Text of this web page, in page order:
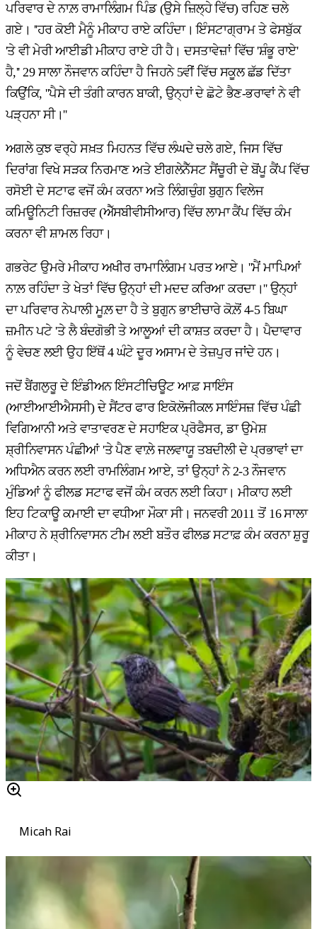
ਪਰਿਵਾਰ ਦੇ ਨਾਲ਼ ਰਾਮਾਲਿੰਗਮ ਪਿੰਡ (ਉਸੇ ਜ਼ਿਲ੍ਹੇ ਵਿੱਚ) ਰਹਿਣ ਚਲੇ
ਗਏ। ''ਹਰ ਕੋਈ ਮੈਨੂੰ ਮੀਕਾਹ ਰਾਏ ਕਹਿੰਦਾ। ਇੰਸਟਾਗ੍ਰਾਮ ਤੇ ਫੇਸਬੁੱਕ
'ਤੇ ਵੀ ਮੇਰੀ ਆਈਡੀ ਮੀਕਾਹ ਰਾਏ ਹੀ ਹੈ। ਦਸਤਾਵੇਜ਼ਾਂ ਵਿੱਚ 'ਸ਼ੰਭੂ ਰਾਏ'
ਹੈ,'' 29 ਸਾਲਾ ਨੌਜਵਾਨ ਕਹਿੰਦਾ ਹੈ ਜਿਹਨੇ 5ਵੀਂ ਵਿੱਚ ਸਕੂਲ ਛੱਡ ਦਿੱਤਾ
ਕਿਉਂਕਿ, ''ਪੈਸੇ ਦੀ ਤੰਗੀ ਕਾਰਨ ਬਾਕੀ, ਉਨ੍ਹਾਂ ਦੇ ਛੋਟੇ ਭੈਣ-ਭਰਾਵਾਂ ਨੇ ਵੀ
ਪੜ੍ਹਨਾ ਸੀ।''
ਅਗਲੇ ਕੁਝ ਵਰ੍ਹੇ ਸਖ਼ਤ ਮਿਹਨਤ ਵਿੱਚ ਲੰਘਦੇ ਚਲੇ ਗਏ, ਜਿਸ ਵਿੱਚ
ਦਿਰਾਂਗ ਵਿਖੇ ਸੜਕ ਨਿਰਮਾਣ ਅਤੇ ਈਗਲੇਨੈੱਸਟ ਸੈਂਚੂਰੀ ਦੇ ਬੋਂਪੂ ਕੈਂਪ ਵਿੱਚ
ਰਸੋਈ ਦੇ ਸਟਾਫ ਵਜੋਂ ਕੰਮ ਕਰਨਾ ਅਤੇ ਲਿੰਗਚੁੰਗ ਬੁਗੁਨ ਵਿਲੇਜ
ਕਮਿਊਨਿਟੀ ਰਿਜ਼ਰਵ (ਐੱਸਬੀਵੀਸੀਆਰ) ਵਿੱਚ ਲਾਮਾ ਕੈਂਪ ਵਿੱਚ ਕੰਮ
ਕਰਨਾ ਵੀ ਸ਼ਾਮਲ ਰਿਹਾ।
ਗਭਰੇਟ ਉਮਰੇ ਮੀਕਾਹ ਅਖੀਰ ਰਾਮਾਲਿੰਗਮ ਪਰਤ ਆਏ। ''ਮੈਂ ਮਾਪਿਆਂ
ਨਾਲ਼ ਰਹਿੰਦਾ ਤੇ ਖੇਤਾਂ ਵਿੱਚ ਉਨ੍ਹਾਂ ਦੀ ਮਦਦ ਕਰਿਆ ਕਰਦਾ।'' ਉਨ੍ਹਾਂ
ਦਾ ਪਰਿਵਾਰ ਨੇਪਾਲੀ ਮੂਲ਼ ਦਾ ਹੈ ਤੇ ਬੁਗੁਨ ਭਾਈਚਾਰੇ ਕੋਲ਼ੋਂ 4-5 ਬਿਘਾ
ਜ਼ਮੀਨ ਪਟੇ 'ਤੇ ਲੈ ਬੰਦਗੋਭੀ ਤੇ ਆਲੂਆਂ ਦੀ ਕਾਸ਼ਤ ਕਰਦਾ ਹੈ। ਪੈਦਾਵਾਰ
ਨੂੰ ਵੇਚਣ ਲਈ ਉਹ ਇੱਥੋਂ 4 ਘੰਟੇ ਦੂਰ ਅਸਾਮ ਦੇ ਤੇਜ਼ਪੁਰ ਜਾਂਦੇ ਹਨ।
ਜਦੋਂ ਬੈਂਗਲੁਰੂ ਦੇ ਇੰਡੀਅਨ ਇੰਸਟੀਚਿਊਟ ਆਫ਼ ਸਾਇੰਸ
(ਆਈਆਈਐਸਸੀ) ਦੇ ਸੈਂਟਰ ਫਾਰ ਇਕੋਲੋਜੀਕਲ ਸਾਇੰਸਜ਼ ਵਿੱਚ ਪੰਛੀ
ਵਿਗਿਆਨੀ ਅਤੇ ਵਾਤਾਵਰਣ ਦੇ ਸਹਾਇਕ ਪ੍ਰੋਫੈਸਰ, ਡਾ ਉਮੇਸ਼
ਸ਼੍ਰੀਨਿਵਾਸਨ ਪੰਛੀਆਂ 'ਤੇ ਪੈਣ ਵਾਲ਼ੇ ਜਲਵਾਯੂ ਤਬਦੀਲੀ ਦੇ ਪ੍ਰਭਾਵਾਂ ਦਾ
ਅਧਿਐਨ ਕਰਨ ਲਈ ਰਾਮਲਿੰਗਮ ਆਏ, ਤਾਂ ਉਨ੍ਹਾਂ ਨੇ 2-3 ਨੌਜਵਾਨ
ਮੁੰਡਿਆਂ ਨੂੰ ਫੀਲਡ ਸਟਾਫ ਵਜੋਂ ਕੰਮ ਕਰਨ ਲਈ ਕਿਹਾ। ਮੀਕਾਹ ਲਈ
ਇਹ ਟਿਕਾਊ ਕਮਾਈ ਦਾ ਵਧੀਆ ਮੌਕਾ ਸੀ। ਜਨਵਰੀ 2011 ਤੋਂ 16 ਸਾਲਾ
ਮੀਕਾਹ ਨੇ ਸ਼੍ਰੀਨਿਵਾਸਨ ਟੀਮ ਲਈ ਬਤੌਰ ਫੀਲਡ ਸਟਾਫ਼ ਕੰਮ ਕਰਨਾ ਸ਼ੁਰੂ
ਕੀਤਾ।
Micah Rai